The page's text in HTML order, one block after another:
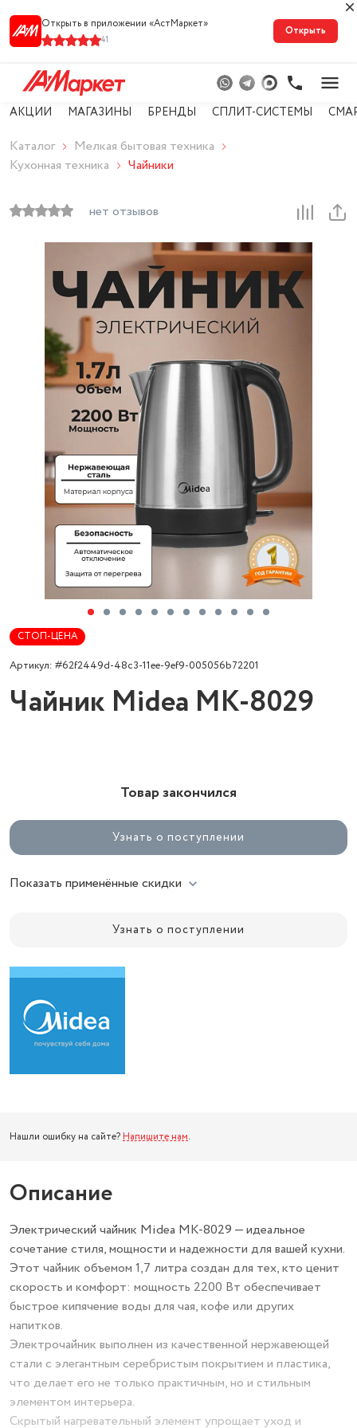
Открыть в приложении «АстМарке‪т‬»
41
Открыть
АКЦИИ МАГАЗИНЫ БРЕНДЫ СПЛИТ-СИСТЕМЫ
Каталог
Мелкая бытовая техника
Кухонная техника
Чайники
нет отзывов
СТОП-ЦЕНА
Артикул: #62f2449d-48c3-11ee-9ef9-005056b72201
Чайник Midea MK-8029
Товар закончился
Узнать о поступлении
Показать применённые скидки
Узнать о поступлении
Нашли ошибку на сайте? Напишите нам.
Описание
Электрический чайник Midea MK-8029 — идеальное
сочетание стиля, мощности и надежности для вашей кухни.
Этот чайник объемом 1,7 литра создан для тех, кто ценит
скорость и комфорт: мощность 2200 Вт обеспечивает
быстрое кипячение воды для чая, кофе или других
напитков.
Электрочайник выполнен из качественной нержавеющей
стали с элегантным серебристым покрытием и пластика,
что делает его не только практичным, но и стильным
элементом интерьера.
Скрытый нагревательный элемент упрощает уход и